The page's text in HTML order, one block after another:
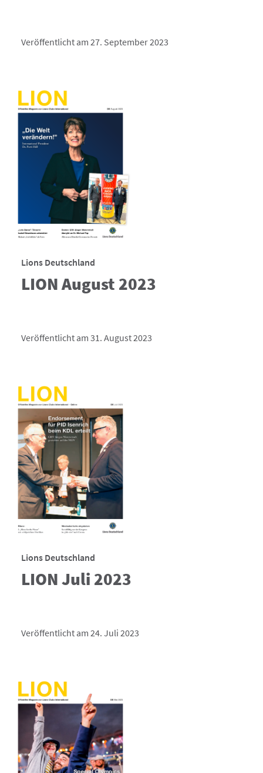
Veröffentlicht am 27. September 2023
Lions Deutschland
LION August 2023
Veröffentlicht am 31. August 2023
Lions Deutschland
LION Juli 2023
Veröffentlicht am 24. Juli 2023